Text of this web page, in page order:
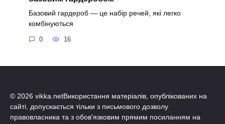
Базовий гардероб — це набір речей, які легко
комбінуються
0 16
© 2026 vikka.netВикористання матеріалів, опублікованих на
сайті, допускається тільки з письмового дозволу
правовласника та з обов'язковим прямим посиланням на